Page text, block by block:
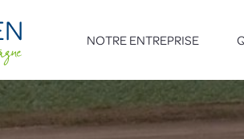
NOTRE ENTREPRISE